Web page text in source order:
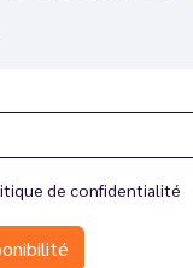
de confidentialité